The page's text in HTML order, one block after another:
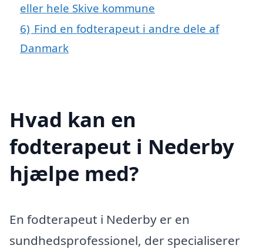
eller hele Skive kommune
6) Find en fodterapeut i andre dele af
Danmark
Hvad kan en
fodterapeut i Nederby
hjælpe med?
En fodterapeut i Nederby er en
sundhedsprofessionel, der specialiserer